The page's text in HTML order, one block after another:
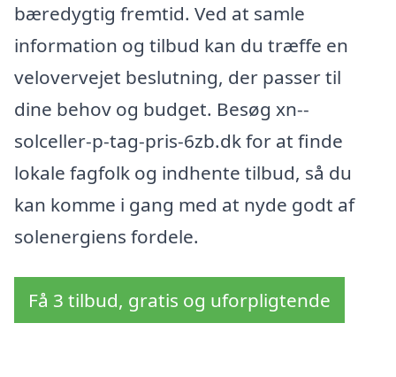
bæredygtig fremtid. Ved at samle
information og tilbud kan du træffe en
velovervejet beslutning, der passer til
dine behov og budget. Besøg xn--
solceller-p-tag-pris-6zb.dk for at finde
lokale fagfolk og indhente tilbud, så du
kan komme i gang med at nyde godt af
solenergiens fordele.
Få 3 tilbud, gratis og uforpligtende